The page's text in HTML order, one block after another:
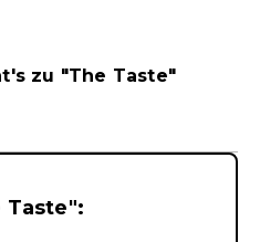
zu "The Taste"
&
Taste":